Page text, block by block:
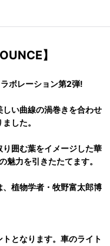
】
ボレーション第2弾!
い曲線の渦巻きを合わせ
した。
囲む葉をイメージした華
魅力を引きたたてます。
植物学者・牧野富太郎博
となります。車のライト